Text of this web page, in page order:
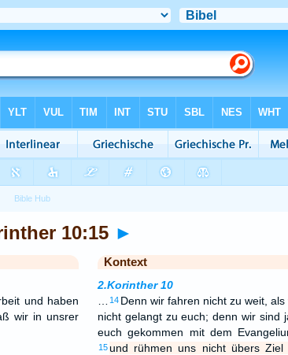
10:15 ►
und haben
wir in unsrer
Kontext
2.Korinther 10
14 Denn wir fahren nicht zu weit,
nicht gelangt zu euch; denn wir sind
euch gekommen mit dem
15und rühmen uns nicht übers Ziel